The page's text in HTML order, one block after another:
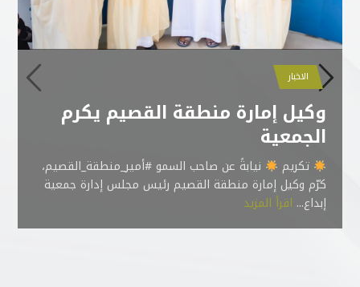
الاخبار
تحقيق 97.09% درجة في تطبيق
معايير الحوكمة
الاخبار
وكيل إمارة منطقة القصيم يكرم
الجمعية
تكريم
نيابةً عن صاحب السمو #أمير_منطقة_القصيم،
كرّم وكيل إمارة منطقة القصيم رئيس مجلس إدارة جمعية
إبداع... اقرأ المزيد
الاخبار
جمعية إبداع للموهبة تحصل على
شهادة ISO 9001:2015 في نظام
إدارة الجودة
الاخبار
الجمعية تنظم دورات صيفية
للطلاب الموهوبين في عدة مجالات
الاخبار
اختتام فعاليات برنامج موهبة
الإثرائي الأكاديمي
الاخبار
تكريم الجهات الداعمة لبرنامج
موهبة